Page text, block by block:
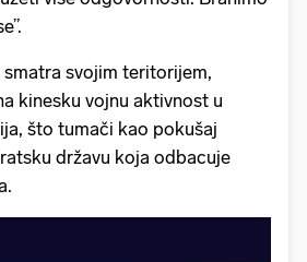
smatra svojim teritorijem,
kinesku vojnu aktivnost u
što tumači kao pokušaj
državu koja odbacuje